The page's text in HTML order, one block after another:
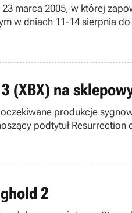
marca 2005, w której
w dniach 11-14 sierpnia
(XBX) na
produkcje
podtytuł Resurrection
2